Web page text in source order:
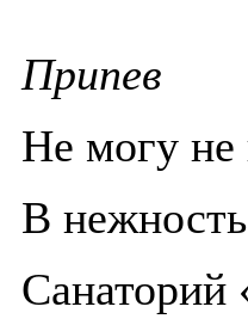
Припев
Не могу не
В
Санаторий